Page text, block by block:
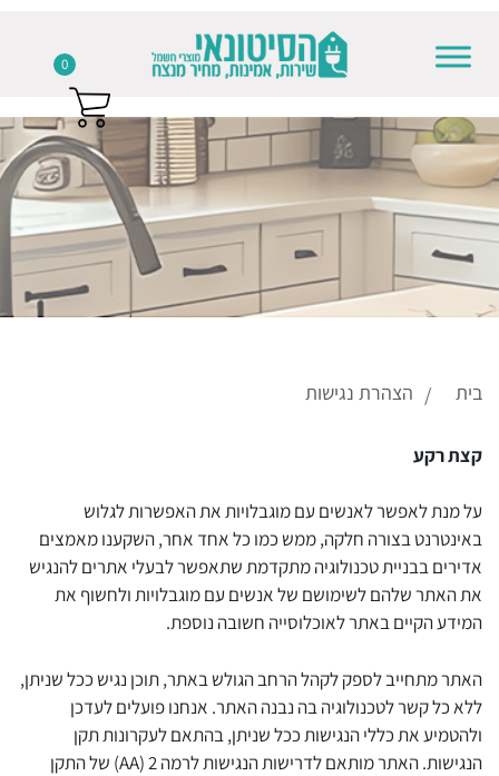
Skip to content
בית הצהרת נגישות
קצת רקע
על מנת לאפשר לאנשים עם מוגבלויות את האפשרות לגלוש
באינטרנט בצורה חלקה, ממש כמו כל אחד אחר, השקענו מאמצים
אדירים בבניית טכנולוגיה מתקדמת שתאפשר לבעלי אתרים להנגיש
את האתר שלהם לשימושם של אנשים עם מוגבלויות ולחשוף את
המידע הקיים באתר לאוכלוסייה חשובה נוספת.
האתר מתחייב לספק לקהל הרחב הגולש באתר, תוכן נגיש ככל שניתן,
ללא כל קשר לטכנולוגיה בה נבנה האתר. אנחנו פועלים לעדכן
ולהטמיע את כללי הנגישות ככל שניתן, בהתאם לעקרונות תקן
הנגישות. האתר מותאם לדרישות הנגישות לרמה 2 (AA) של התקן
0